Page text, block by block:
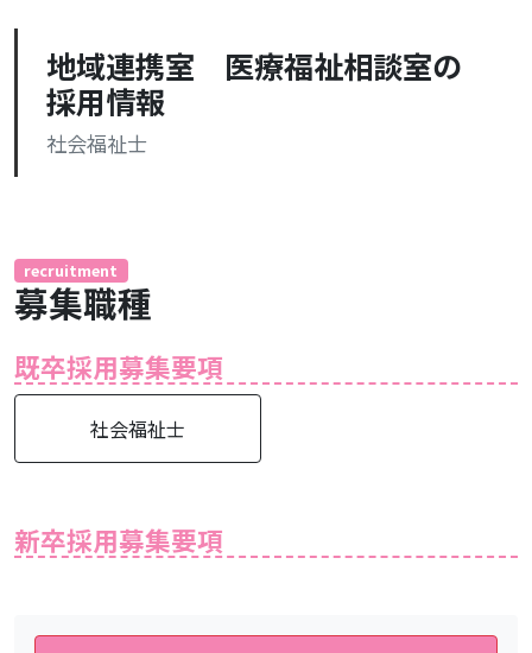
地域連携室 医療福祉相談室の
採用情報
社会福祉士
recruitment
募集職種
既卒採用募集要項
社会福祉士
新卒採用募集要項